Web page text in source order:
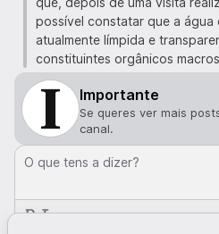
possível constatar que a água
atualmente límpida e
constituintes orgânicos
Importante
Se queres ver mais
canal.
O que tens a dizer?